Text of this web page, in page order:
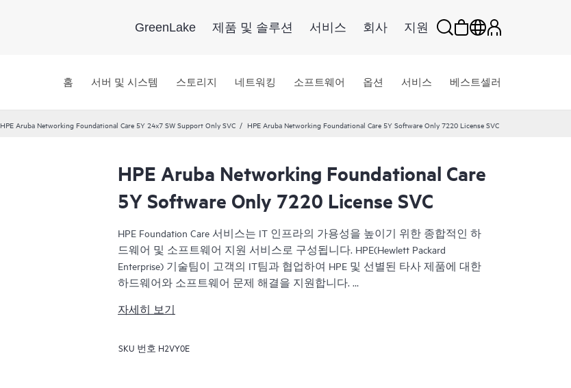
GreenLake 제품 및 솔루션 서비스 회사 지원
홈 서버 및 시스템 스토리지 네트워킹 소프트웨어 옵션 서비스 베스트셀러
HPE Aruba Networking Foundational Care 5Y 24x7 SW Support Only SVC HPE Aruba Networking Foundational Care 5Y Software Only 7220 License SVC
HPE Aruba Networking Foundational Care
5Y Software Only 7220 License SVC
HPE Foundation Care 서비스는 IT 인프라의 가용성을 높이기 위한 종합적인 하
드웨어 및 소프트웨어 지원 서비스로 구성됩니다. HPE(Hewlett Packard
Enterprise) 기술팀이 고객의 IT팀과 협업하여 HPE 및 선별된 타사 제품에 대한
하드웨어와 소프트웨어 문제 해결을 지원합니다.
HPE Foundation Care에서 지원하는 하드웨어 제품의 경우 원격 진단 및 지원 서
한 적격한 HPE 하드웨어 제품을 지원하기 위해 본 서비스에는 기본 소프트웨
자세히 보기
SKU 번호 H2VY0E